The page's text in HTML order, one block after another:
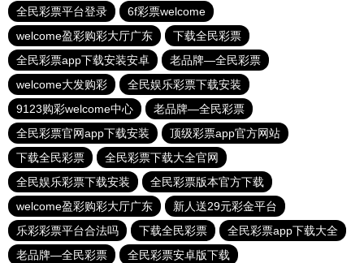
全民彩票平台登录
6f彩票welcome
welcome盈彩购彩大厅广东
下载全民彩票
全民彩票app下载安装安卓
老品牌—全民彩票
welcome大发购彩
全民娱乐彩票下载安装
9123购彩welcome中心
老品牌—全民彩票
全民彩票官网app下载安装
顶级彩票app官方网站
下载全民彩票
全民彩票下载大全官网
全民娱乐彩票下载安装
全民彩票版本官方下载
welcome盈彩购彩大厅广东
新人送29元彩金平台
乐彩彩票平台合法吗
下载全民彩票
全民彩票app下载大全
老品牌—全民彩票
全民彩票安卓版下载